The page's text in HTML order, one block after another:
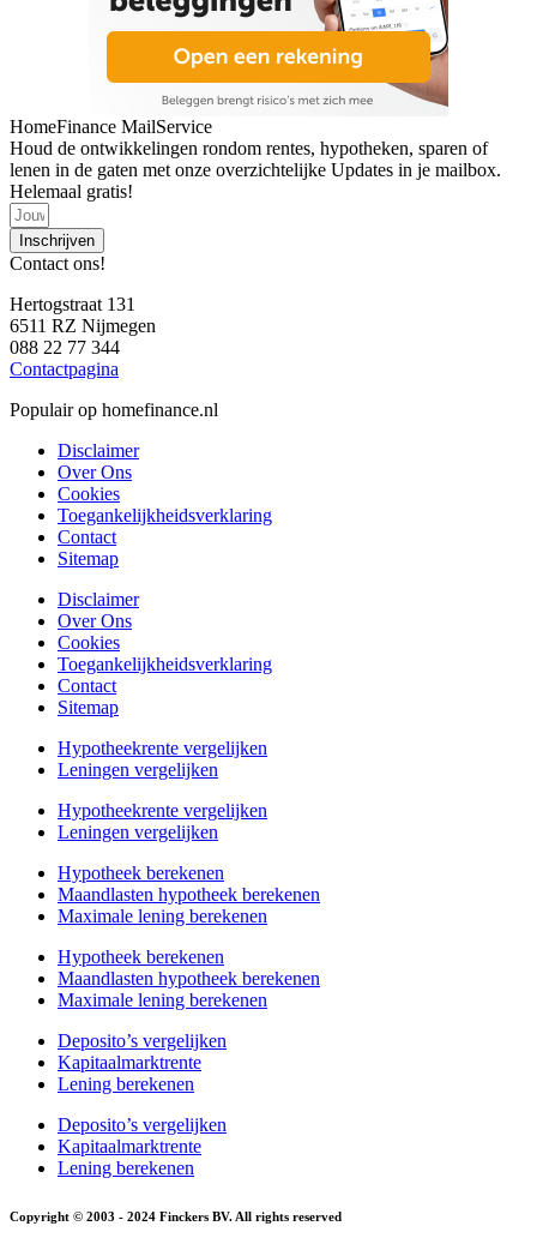
HomeFinance MailService
Houd de ontwikkelingen rondom rentes, hypotheken, sparen of
lenen in de gaten met onze overzichtelijke Updates in je mailbox.
Helemaal gratis!
Inschrijven
Contact ons!
Hertogstraat 131
6511 RZ Nijmegen
088 22 77 344
Contactpagina
Populair op homefinance.nl
Disclaimer
Over Ons
Cookies
Toegankelijkheidsverklaring
Contact
Sitemap
Disclaimer
Over Ons
Cookies
Toegankelijkheidsverklaring
Contact
Sitemap
Hypotheekrente vergelijken
Leningen vergelijken
Hypotheekrente vergelijken
Leningen vergelijken
Hypotheek berekenen
Maandlasten hypotheek berekenen
Maximale lening berekenen
Hypotheek berekenen
Maandlasten hypotheek berekenen
Maximale lening berekenen
Deposito’s vergelijken
Kapitaalmarktrente
Lening berekenen
Deposito’s vergelijken
Kapitaalmarktrente
Lening berekenen
Copyright © 2003 - 2024 Finckers BV. All rights reserved